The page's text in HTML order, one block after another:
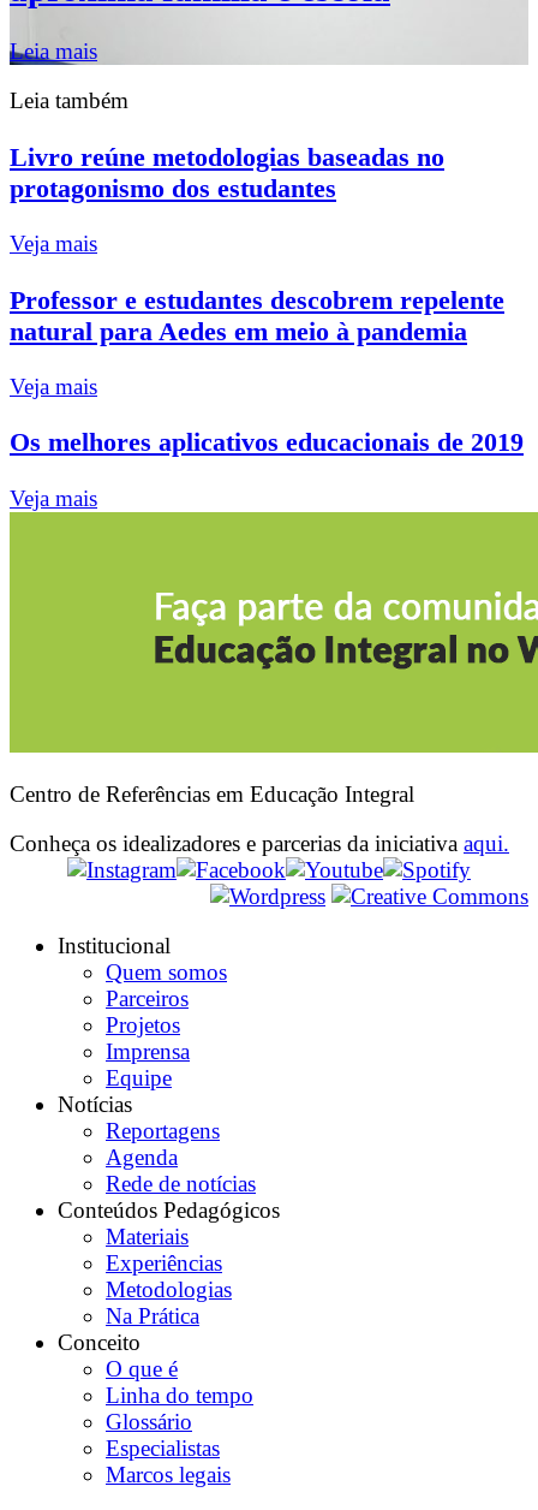
Leia mais
Leia também
Livro reúne metodologias baseadas no
protagonismo dos estudantes
Veja mais
Professor e estudantes descobrem repelente
natural para Aedes em meio à pandemia
Veja mais
Os melhores aplicativos educacionais de 2019
Veja mais
Centro de Referências em Educação Integral
Conheça os idealizadores e parcerias da iniciativa aqui.
Institucional
Quem somos
Parceiros
Projetos
Imprensa
Equipe
Notícias
Reportagens
Agenda
Rede de notícias
Conteúdos Pedagógicos
Materiais
Experiências
Metodologias
Na Prática
Conceito
O que é
Linha do tempo
Glossário
Especialistas
Marcos legais